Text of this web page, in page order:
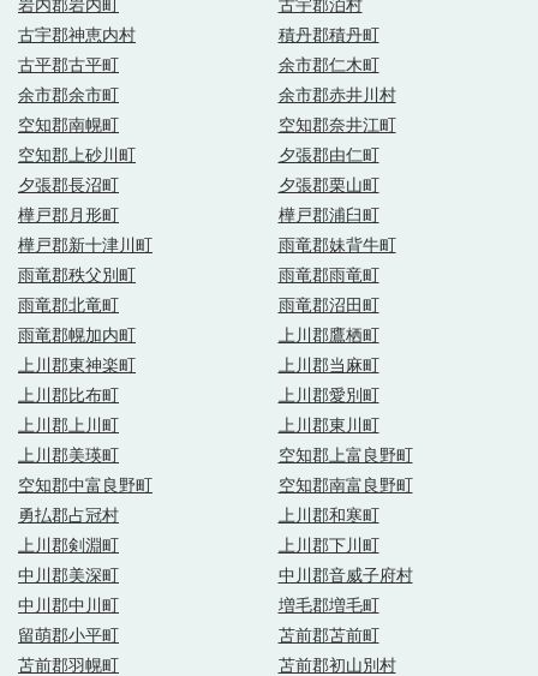
岩内郡岩内町
古宇郡泊村
古宇郡神恵内村
積丹郡積丹町
古平郡古平町
余市郡仁木町
余市郡余市町
余市郡赤井川村
空知郡南幌町
空知郡奈井江町
空知郡上砂川町
夕張郡由仁町
夕張郡長沼町
夕張郡栗山町
樺戸郡月形町
樺戸郡浦臼町
樺戸郡新十津川町
雨竜郡妹背牛町
雨竜郡秩父別町
雨竜郡雨竜町
雨竜郡北竜町
雨竜郡沼田町
雨竜郡幌加内町
上川郡鷹栖町
上川郡東神楽町
上川郡当麻町
上川郡比布町
上川郡愛別町
上川郡上川町
上川郡東川町
上川郡美瑛町
空知郡上富良野町
空知郡中富良野町
空知郡南富良野町
勇払郡占冠村
上川郡和寒町
上川郡剣淵町
上川郡下川町
中川郡美深町
中川郡音威子府村
中川郡中川町
増毛郡増毛町
留萌郡小平町
苫前郡苫前町
苫前郡羽幌町
苫前郡初山別村